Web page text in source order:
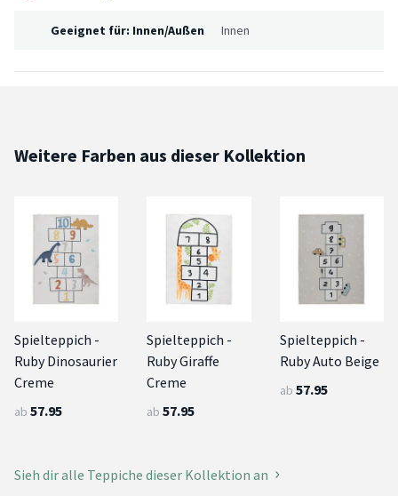
Geeignet für: Innen/Außen Innen
Weitere Farben aus dieser Kollektion
Spielteppich -
Ruby Dinosaurier
Creme
ab 57.95
Spielteppich -
Ruby Giraffe
Creme
ab 57.95
Spielteppich -
Ruby Auto Beige
ab 57.95
Sieh dir alle Teppiche dieser Kollektion an